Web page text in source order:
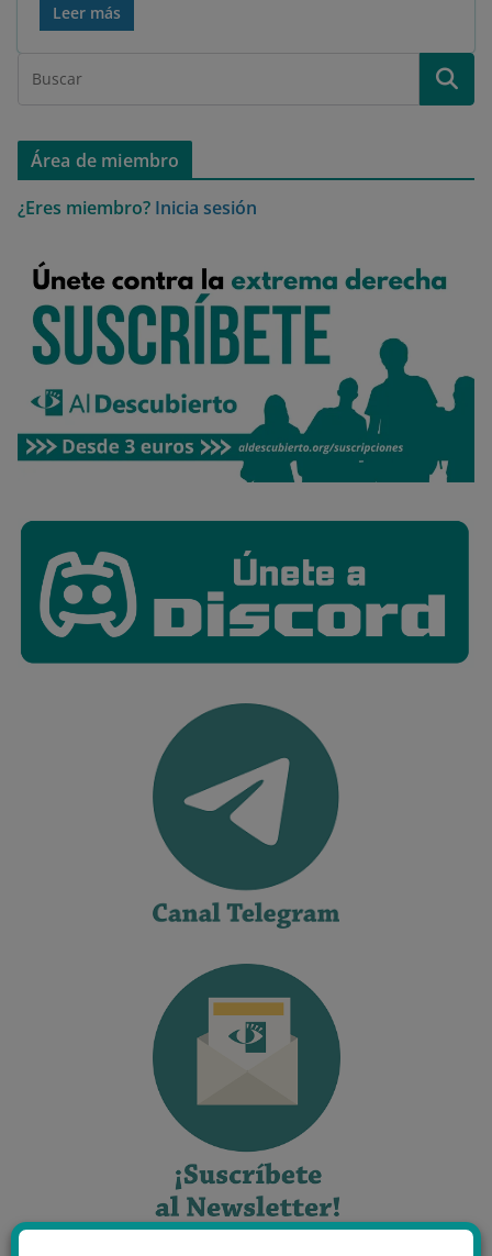
Leer más
Área de miembro
¿Eres miembro? Inicia sesión